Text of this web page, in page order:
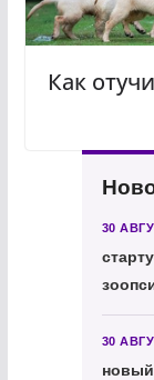
Как
30
30
новый